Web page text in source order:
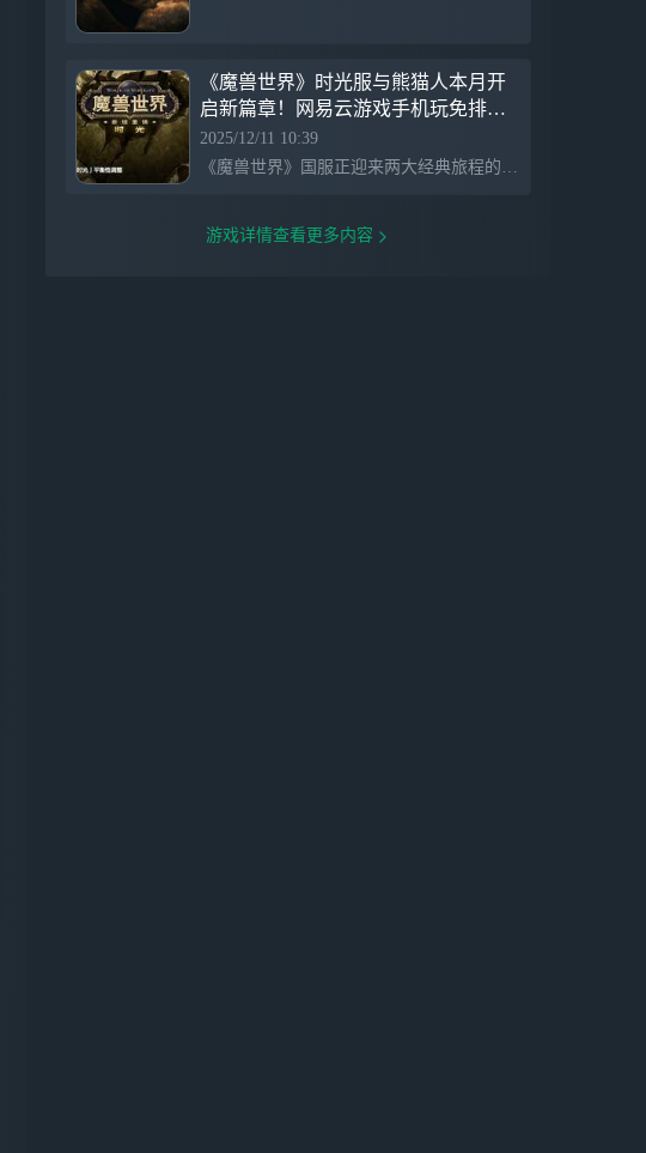
《魔兽世界》时光服与熊猫人本月开
启新篇章！网易云游戏手机玩免排队
免下载送月卡点卡！
2025/12/11 10:39
《魔兽世界》国服正迎来两大经典旅程的重磅回归。备受期待的 “泰坦重铸服务器「时光」” 已于 11月18日正式上线，并将于 12月11日维护后 实施新一轮职业平衡调整。与此同时，充满东方魅力的 “熊猫人之谜”怀旧服 也将于 12月16日正式上线，为广大玩家敞开潘达利亚的大门。 免排队手机玩！全新内容等你来体验！现已开启免费角色转移服务，用【网易云游戏】云电脑，免下载不占内存，不吃配置，一键登录，参与平台活动还能免费抽取魔兽世界90天游玩时长（价值225元）。
游戏详情查看更多内容